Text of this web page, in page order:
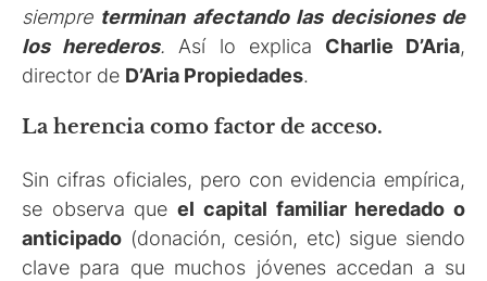
siempre terminan afectando las decisiones de
los herederos. Así lo explica Charlie D’Aria,
director de D’Aria Propiedades.
La herencia como factor de acceso.
Sin cifras oficiales, pero con evidencia empírica,
se observa queel capital familiar heredado o
anticipado (donación, cesión, etc) sigue siendo
clave para que muchos jóvenes accedan a su